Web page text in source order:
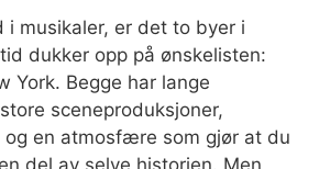
i musikaler, er det to byer i
dukker opp på ønskelisten:
York. Begge har lange
sceneproduksjoner,
og en atmosfære som gjør at du
del av selve historien. Men